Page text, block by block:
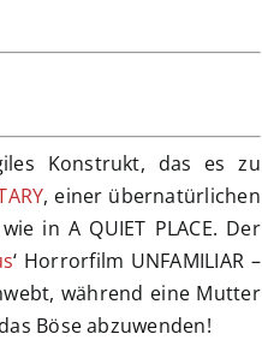
Konstrukt, das es zu
, einer übernatürlichen
in A QUIET PLACE. Der
‘ Horrorfilm UNFAMILIAR –
während eine Mutter
Böse abzuwenden!